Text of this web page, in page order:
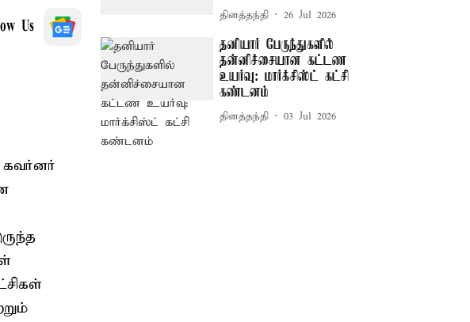
Us
கவர்னர்
தினத்தந்தி 26 Jul 2026
தனியார் பேருந்துகளில்
தன்னிச்சையான கட்டண
உயர்வு: மார்க்சிஸ்ட் கட்சி
கண்டனம்
தினத்தந்தி 03 Jul 2026